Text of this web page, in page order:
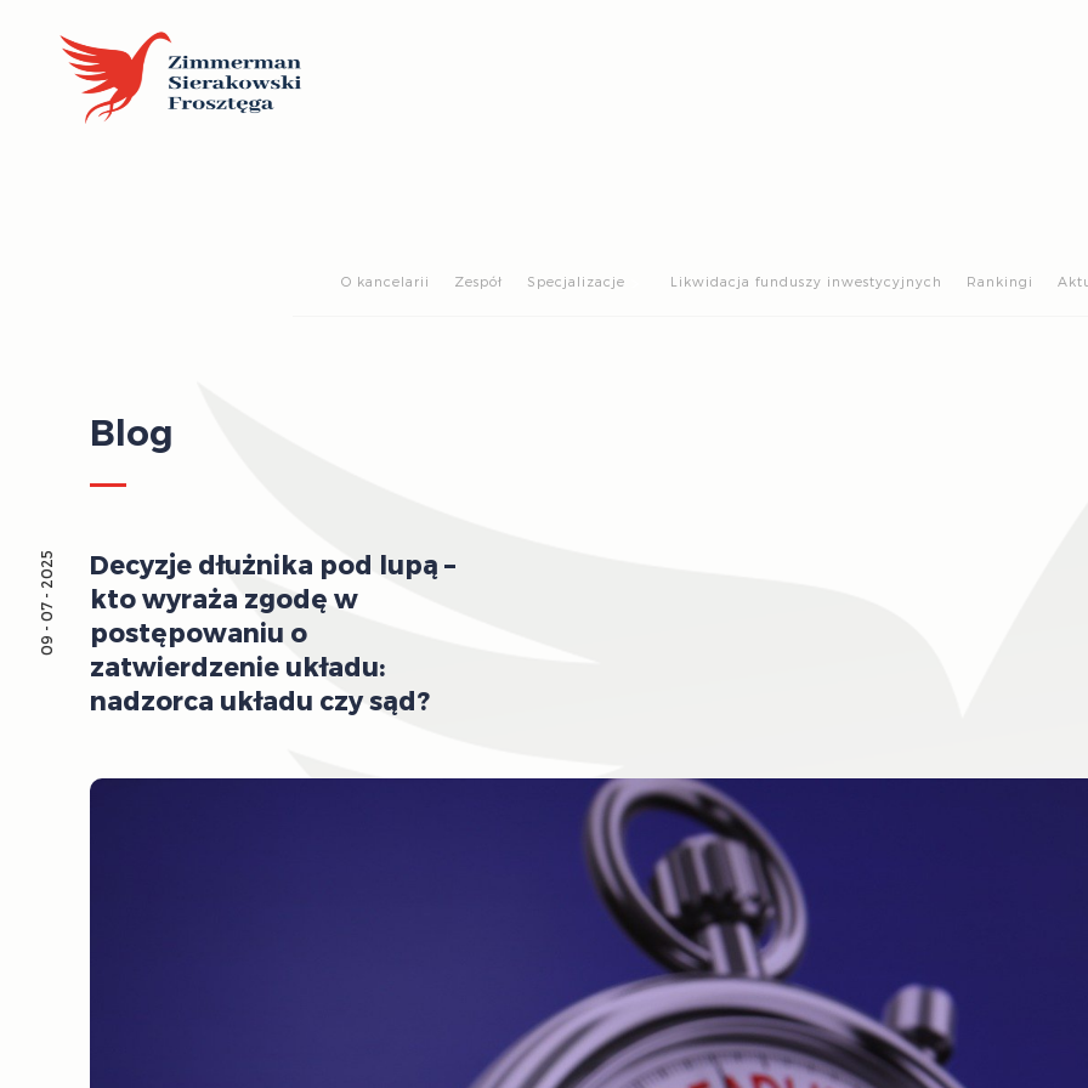
O kancelarii Zespół Specjalizacje Likwidacja funduszy inwestycyjnych Rankingi
Blog
Decyzje dłużnika pod lupą –
kto wyraża zgodę w
postępowaniu o
zatwierdzenie układu:
nadzorca układu czy sąd?
09 - 07 - 2025